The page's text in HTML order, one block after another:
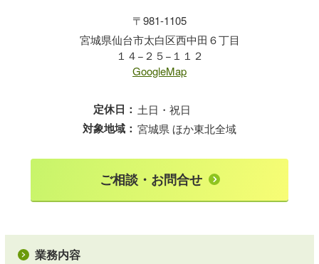
〒981-1105
宮城県仙台市太白区西中田６丁目
１４−２５−１１２
GoogleMap
定休日： 土日・祝日
対象地域： 宮城県 ほか東北全域
ご相談・お問合せ
業務内容